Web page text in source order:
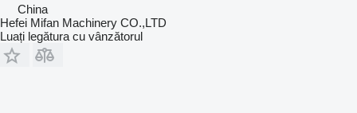
China
Hefei Mifan Machinery CO.,LTD
Luați legătura cu vânzătorul